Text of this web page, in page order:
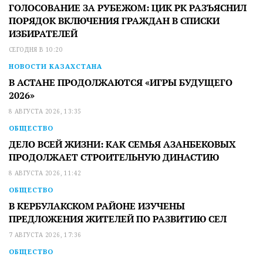
ГОЛОСОВАНИЕ ЗА РУБЕЖОМ: ЦИК РК РАЗЪЯСНИЛ
ПОРЯДОК ВКЛЮЧЕНИЯ ГРАЖДАН В СПИСКИ
ИЗБИРАТЕЛЕЙ
СЕГОДНЯ В 10:20
НОВОСТИ КАЗАХСТАНА
В АСТАНЕ ПРОДОЛЖАЮТСЯ «ИГРЫ БУДУЩЕГО
2026»
8 АВГУСТА 2026, 13:35
ОБЩЕСТВО
ДЕЛО ВСЕЙ ЖИЗНИ: КАК СЕМЬЯ АЗАНБЕКОВЫХ
ПРОДОЛЖАЕТ СТРОИТЕЛЬНУЮ ДИНАСТИЮ
8 АВГУСТА 2026, 11:42
ОБЩЕСТВО
В КЕРБУЛАКСКОМ РАЙОНЕ ИЗУЧЕНЫ
ПРЕДЛОЖЕНИЯ ЖИТЕЛЕЙ ПО РАЗВИТИЮ СЕЛ
7 АВГУСТА 2026, 17:36
ОБЩЕСТВО